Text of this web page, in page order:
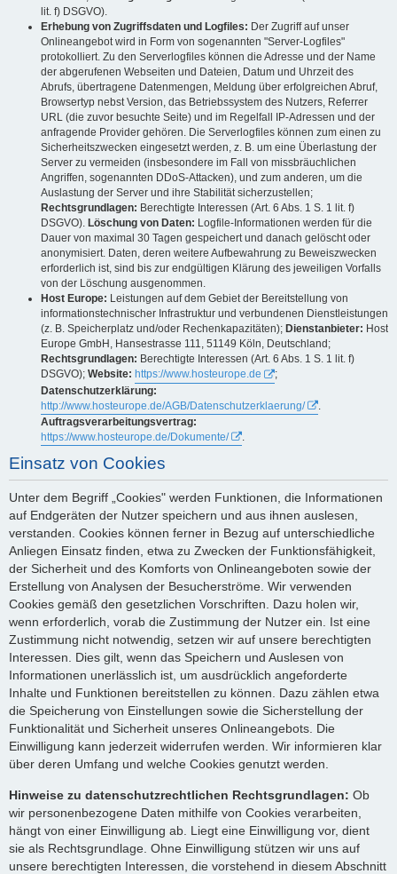
lit. f) DSGVO).
Erhebung von Zugriffsdaten und Logfiles: Der Zugriff auf unser
Onlineangebot wird in Form von sogenannten "Server-Logfiles"
protokolliert. Zu den Serverlogfiles können die Adresse und der Name
der abgerufenen Webseiten und Dateien, Datum und Uhrzeit des
Abrufs, übertragene Datenmengen, Meldung über erfolgreichen Abruf,
Browsertyp nebst Version, das Betriebssystem des Nutzers, Referrer
URL (die zuvor besuchte Seite) und im Regelfall IP-Adressen und der
anfragende Provider gehören. Die Serverlogfiles können zum einen zu
Sicherheitszwecken eingesetzt werden, z. B. um eine Überlastung der
Server zu vermeiden (insbesondere im Fall von missbräuchlichen
Angriffen, sogenannten DDoS-Attacken), und zum anderen, um die
Auslastung der Server und ihre Stabilität sicherzustellen;
Rechtsgrundlagen: Berechtigte Interessen (Art. 6 Abs. 1 S. 1 lit. f)
DSGVO). Löschung von Daten: Logfile-Informationen werden für die
Dauer von maximal 30 Tagen gespeichert und danach gelöscht oder
anonymisiert. Daten, deren weitere Aufbewahrung zu Beweiszwecken
erforderlich ist, sind bis zur endgültigen Klärung des jeweiligen Vorfalls
von der Löschung ausgenommen.
Host Europe: Leistungen auf dem Gebiet der Bereitstellung von
informationstechnischer Infrastruktur und verbundenen Dienstleistungen
(z. B. Speicherplatz und/oder Rechenkapazitäten); Dienstanbieter: Host
Europe GmbH, Hansestrasse 111, 51149 Köln, Deutschland;
Rechtsgrundlagen: Berechtigte Interessen (Art. 6 Abs. 1 S. 1 lit. f)
DSGVO); Website: https://www.hosteurope.de
;
Datenschutzerklärung:
http://www.hosteurope.de/AGB/Datenschutzerklaerung/
Auftragsverarbeitungsvertrag:
https://www.hosteurope.de/Dokumente/
.
Einsatz von Cookies
Unter dem Begriff „Cookies" werden Funktionen, die Informationen
auf Endgeräten der Nutzer speichern und aus ihnen auslesen,
verstanden. Cookies können ferner in Bezug auf unterschiedliche
Anliegen Einsatz finden, etwa zu Zwecken der Funktionsfähigkeit,
der Sicherheit und des Komforts von Onlineangeboten sowie der
Erstellung von Analysen der Besucherströme. Wir verwenden
Cookies gemäß den gesetzlichen Vorschriften. Dazu holen wir,
wenn erforderlich, vorab die Zustimmung der Nutzer ein. Ist eine
Zustimmung nicht notwendig, setzen wir auf unsere berechtigten
Interessen. Dies gilt, wenn das Speichern und Auslesen von
Informationen unerlässlich ist, um ausdrücklich angeforderte
Inhalte und Funktionen bereitstellen zu können. Dazu zählen etwa
die Speicherung von Einstellungen sowie die Sicherstellung der
Funktionalität und Sicherheit unseres Onlineangebots. Die
Einwilligung kann jederzeit widerrufen werden. Wir informieren klar
über deren Umfang und welche Cookies genutzt werden.
Hinweise zu datenschutzrechtlichen Rechtsgrundlagen: Ob
wir personenbezogene Daten mithilfe von Cookies verarbeiten,
hängt von einer Einwilligung ab. Liegt eine Einwilligung vor, dient
sie als Rechtsgrundlage. Ohne Einwilligung stützen wir uns auf
unsere berechtigten Interessen, die vorstehend in diesem Abschnitt